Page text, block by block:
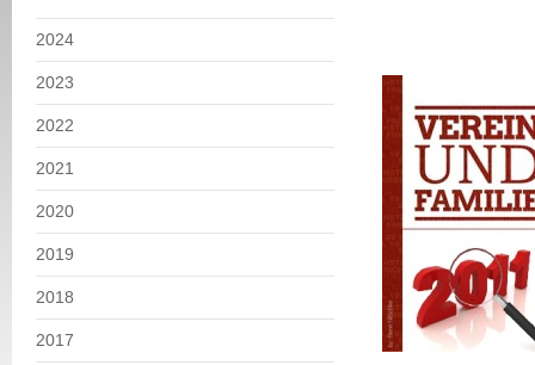
2024
2023
2022
2021
2020
2019
2018
2017